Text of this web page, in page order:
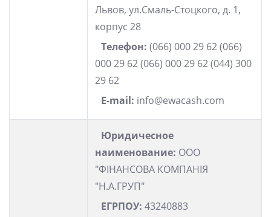
Львов, ул.Смаль-Стоцкого, д. 1,
корпус 28
Телефон: (066) 000 29 62 (066)
000 29 62 (066) 000 29 62 (044) 300
29 62
E-mail: info@ewacash.com
Юридичесное
наименование: ООО
"ФІНАНСОВА КОМПАНІЯ
"Н.А.ГРУП"
ЕГРПОУ: 43240883